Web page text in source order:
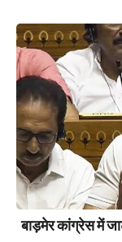
बाड़मेर कांग्रेस में